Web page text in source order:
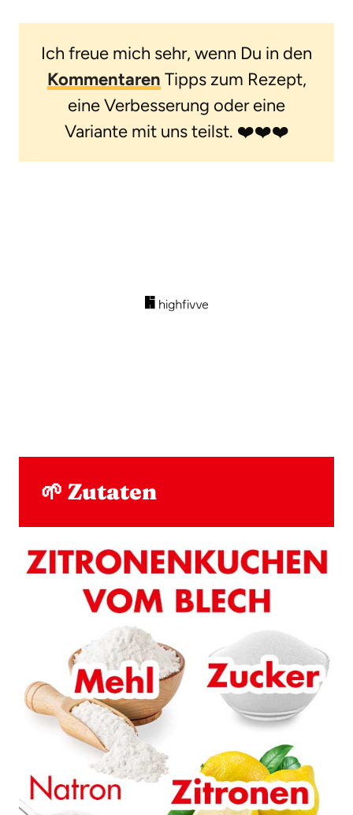
Ich freue mich sehr, wenn Du in den
Kommentaren Tipps zum Rezept,
eine Verbesserung oder eine
Variante mit uns teilst. ❤️❤️❤️
🌱 Zutaten